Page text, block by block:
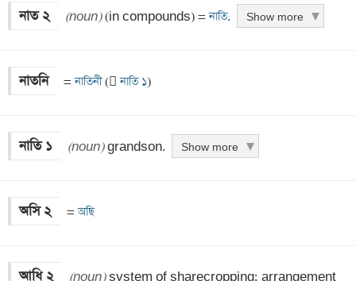
নাত ২ (noun) (in compounds) = নাতি. Show more
নাতনি = নাতিনী ( নাতি ১)
নাতি ১ (noun) grandson. Show more
অসি ২ = অছি
আধি ২ (noun) system of sharecropping; arrangement